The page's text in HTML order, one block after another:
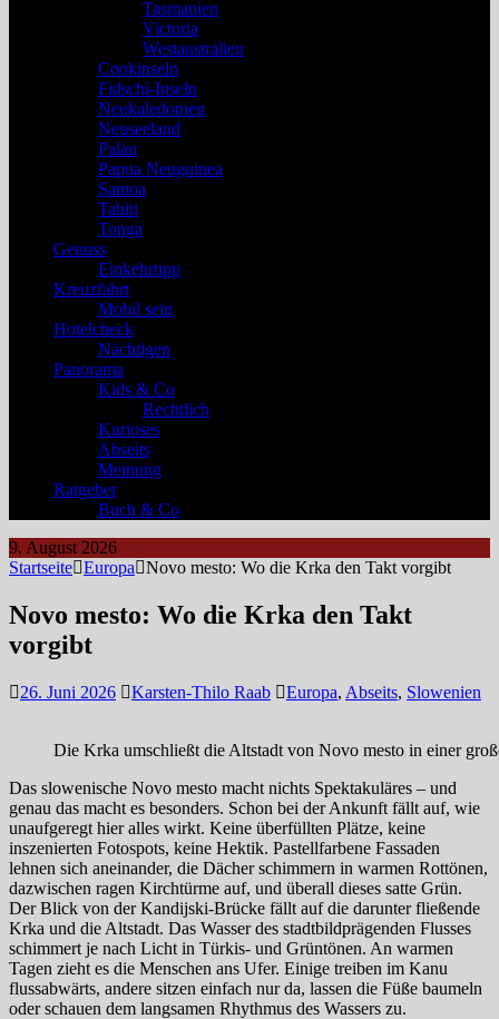
Tasmanien
Victoria
Westaustralien
Cookinseln
Fidschi-Inseln
Neukaledonien
Neuseeland
Palau
Papua Neuguinea
Samoa
Tahiti
Tonga
Genuss
Einkehrtipp
Kreuzfahrt
Mobil sein
Hotelcheck
Nächtigen
Panorama
Kids & Co
Rechtlich
Kurioses
Abseits
Meinung
Ratgeber
Buch & Co
9. August 2026
Startseite Europa Novo mesto: Wo die Krka den Takt vorgibt
Novo mesto: Wo die Krka den Takt
vorgibt
26. Juni 2026 Karsten-Thilo Raab Europa, Abseits, Slowenien
Die Krka umschließt die Altstadt von Novo mesto in einer
Das slowenische Novo mesto macht nichts Spektakuläres – und
genau das macht es besonders. Schon bei der Ankunft fällt auf, wie
unaufgeregt hier alles wirkt. Keine überfüllten Plätze, keine
inszenierten Fotospots, keine Hektik. Pastellfarbene Fassaden
lehnen sich aneinander, die Dächer schimmern in warmen Rottönen,
dazwischen ragen Kirchtürme auf, und überall dieses satte Grün.
Der Blick von der Kandijski-Brücke fällt auf die darunter fließende
Krka und die Altstadt. Das Wasser des stadtbildprägenden Flusses
schimmert je nach Licht in Türkis- und Grüntönen. An warmen
Tagen zieht es die Menschen ans Ufer. Einige treiben im Kanu
flussabwärts, andere sitzen einfach nur da, lassen die Füße baumeln
oder schauen dem langsamen Rhythmus des Wassers zu.